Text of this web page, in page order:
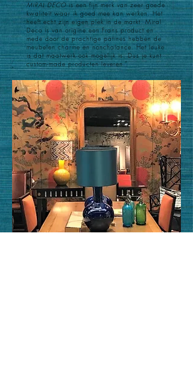
MIRAL DECOis een fijn merk van zeer goede
kwaliteit waar ik goed mee kan werken. Het
heeft echt zijn eigen plek in de markt. Miral
Deco is van origine een Frans product en
mede door de prachtige patines hebben de
meubelen charme en nonchalance. Het leuke
is dat maatwerk ook mogelijk is. Dus je kunt
custom-made producten leveren.”